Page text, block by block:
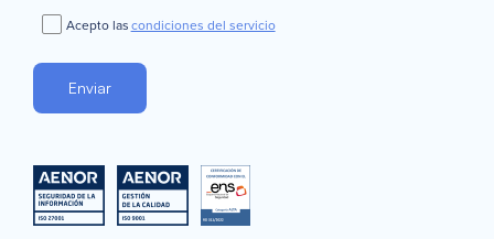
Acepto lascondiciones del servicio